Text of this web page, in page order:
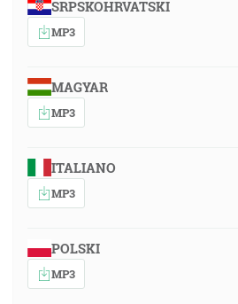
SRPSKOHRVATSKI
MP3
MAGYAR
MP3
ITALIANO
MP3
POLSKI
MP3